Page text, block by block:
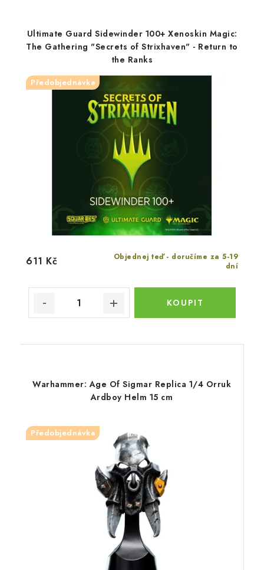
Ultimate Guard Sidewinder 100+ Xenoskin Magic:
The Gathering "Secrets of Strixhaven" - Return to
the Ranks
Předobjednávka
Objednej teď - doručíme za 5-19
dní
611 Kč
Warhammer: Age Of Sigmar Replica 1/4 Orruk
Ardboy Helm 15 cm
Předobjednávka